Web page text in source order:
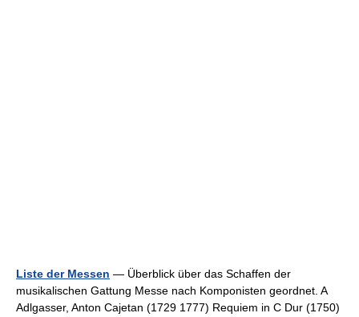
Liste der Messen — Überblick über das Schaffen der
musikalischen Gattung Messe nach Komponisten geordnet. A
Adlgasser, Anton Cajetan (1729 1777) Requiem in C Dur (1750)